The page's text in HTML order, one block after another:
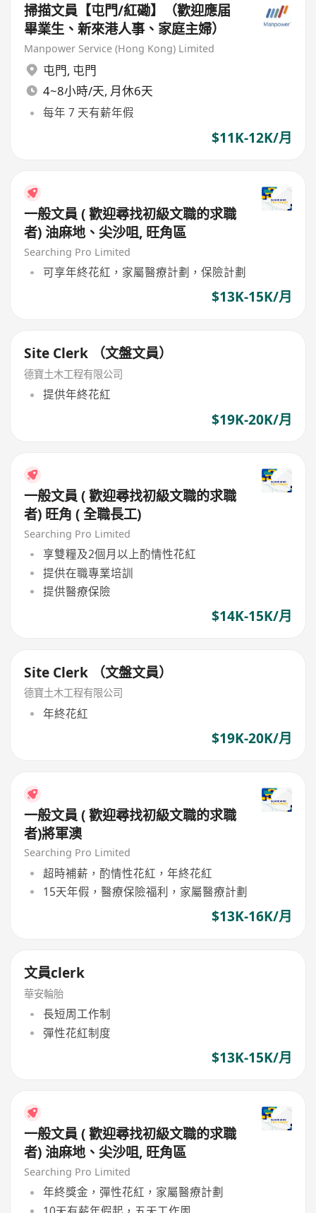
掃描文員【屯門/紅磡】（歡迎應届
畢業生、新來港人事、家庭主婦）
Manpower Service (Hong Kong) Limited
屯門, 屯門
4~8小時/天, 月休6天
每年 7 天有薪年假
$11K-12K/月
一般文員 ( 歡迎尋找初級文職的求職
者) 油麻地、尖沙咀, 旺角區
Searching Pro Limited
可享年終花紅，家屬醫療計劃，保險計劃
$13K-15K/月
Site Clerk （文盤文員）
德寶土木工程有限公司
提供年終花紅
$19K-20K/月
一般文員 ( 歡迎尋找初級文職的求職
者) 旺角 ( 全職長工)
Searching Pro Limited
享雙糧及2個月以上酌情性花紅
提供在職專業培訓
提供醫療保險
$14K-15K/月
Site Clerk （文盤文員）
德寶土木工程有限公司
年終花紅
$19K-20K/月
一般文員 ( 歡迎尋找初級文職的求職
者)將軍澳
Searching Pro Limited
超時補薪，酌情性花紅，年終花紅
15天年假，醫療保險福利，家屬醫療計劃
$13K-16K/月
文員clerk
華安輪胎
長短周工作制
彈性花紅制度
$13K-15K/月
一般文員 ( 歡迎尋找初級文職的求職
者) 油麻地、尖沙咀, 旺角區
Searching Pro Limited
年終獎金，彈性花紅，家屬醫療計劃